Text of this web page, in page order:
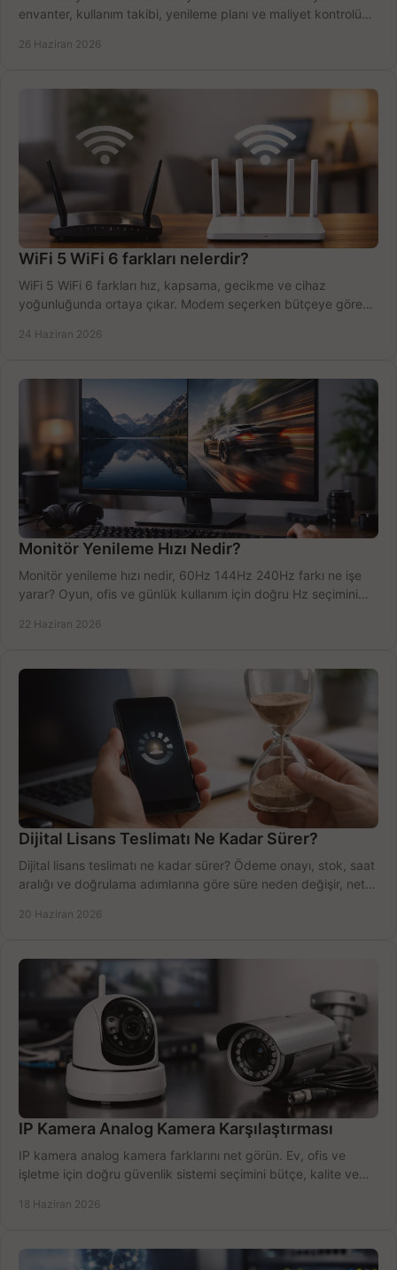
envanter, kullanım takibi, yenileme planı ve maliyet kontrolü
26 Haziran 2026
WiFi 5 WiFi 6 farkları nelerdir?
WiFi 5 WiFi 6 farkları hız, kapsama, gecikme ve cihaz
yoğunluğunda ortaya çıkar. Modem seçerken bütçeye göre
24 Haziran 2026
Monitör Yenileme Hızı Nedir?
Monitör yenileme hızı nedir, 60Hz 144Hz 240Hz farkı ne işe
yarar? Oyun, ofis ve günlük kullanım için doğru Hz seçimini
22 Haziran 2026
Dijital Lisans Teslimatı Ne Kadar Sürer?
Dijital lisans teslimatı ne kadar sürer? Ödeme onayı, stok, saat
aralığı ve doğrulama adımlarına göre süre neden değişir, net
20 Haziran 2026
IP Kamera Analog Kamera Karşılaştırması
IP kamera analog kamera farklarını net görün. Ev, ofis ve
işletme için doğru güvenlik sistemi seçimini bütçe, kalite ve
18 Haziran 2026